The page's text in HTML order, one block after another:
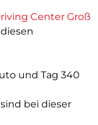
Center Groß
und Tag 340
bei dieser